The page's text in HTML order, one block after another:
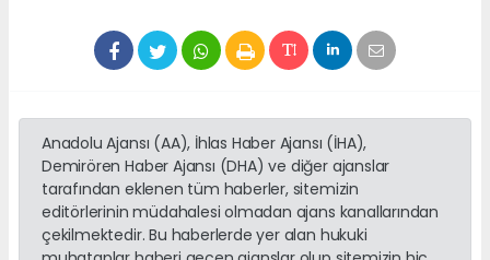
Anadolu Ajansı (AA), İhlas Haber Ajansı (İHA),
Demirören Haber Ajansı (DHA) ve diğer ajanslar
tarafından eklenen tüm haberler, sitemizin
editörlerinin müdahalesi olmadan ajans kanallarından
çekilmektedir. Bu haberlerde yer alan hukuki